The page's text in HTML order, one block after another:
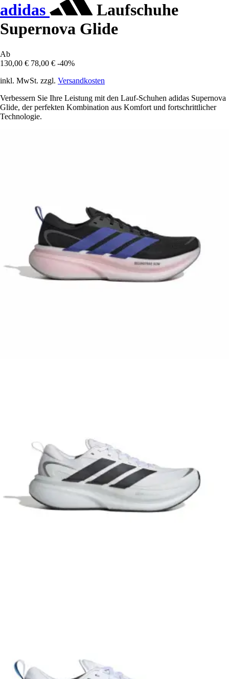
adidas
Laufschuhe
Supernova Glide
Ab
130,00 € 78,00 € -40%
inkl. MwSt. zzgl. Versandkosten
Verbessern Sie Ihre Leistung mit den Lauf-Schuhen adidas Supernova
Glide, der perfekten Kombination aus Komfort und fortschrittlicher
Technologie.